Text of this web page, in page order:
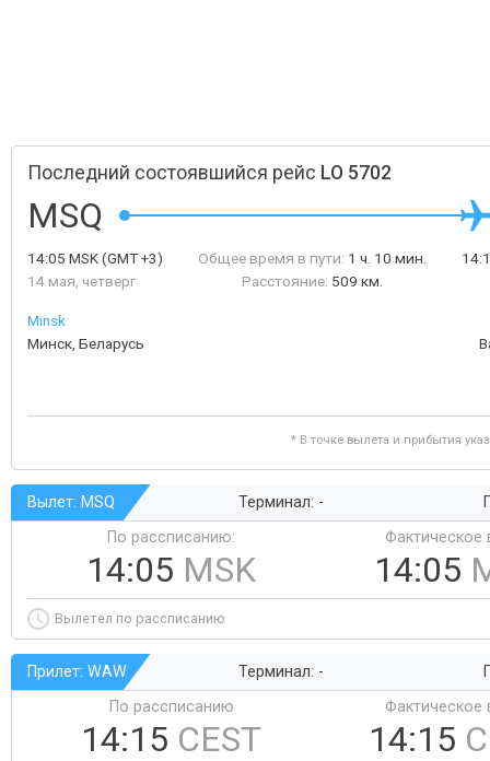
Последний состоявшийся рейс LO 5702
MSQ
14:05 MSK(GMT +3)
14 мая, четверг
Общее время в пути: 1 ч. 10 мин.
Расстояние: 509 км.
Minsk
Минск, Беларусь
* В точке вылета и прибытия
Вылет: MSQ Терминал: -
По рассписанию:
14:05 MSK
Фактическое
14:05
Вылетел по рассписанию
Прилет: WAW Терминал: -
По рассписанию
14:15 CEST
Фактическое
14:15